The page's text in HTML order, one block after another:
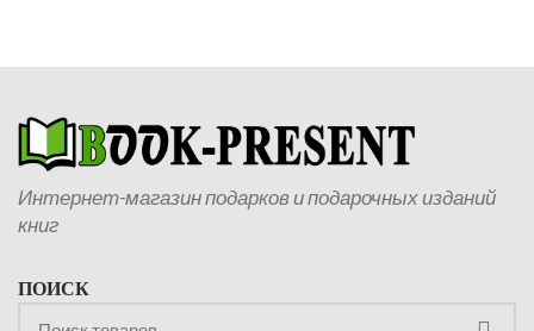
Интернет-магазин подарков и подарочных изданий
книг
ПОИСК